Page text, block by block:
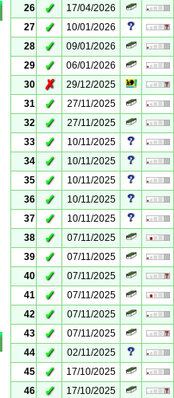
26
✓ 17/04/2026
27
✓ 10/01/2026
28
✓ 09/01/2026
29
✓ 06/01/2026
30
✗ 29/12/2025
31
✓ 27/11/2025
32
✓ 27/11/2025
33
✓ 10/11/2025
34
✓ 10/11/2025
35
✓ 10/11/2025
36
✓ 10/11/2025
37
✓ 10/11/2025
38
✓ 07/11/2025
39
✓ 07/11/2025
40
✓ 07/11/2025
41
✓ 07/11/2025
42
✓ 07/11/2025
43
✓ 07/11/2025
44
✓ 02/11/2025
45
✓ 17/10/2025
46
✓ 17/10/2025